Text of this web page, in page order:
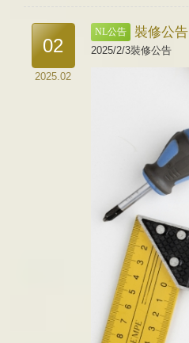
02
2025.02
NL公告 裝修公告
2025/2/3裝修公告